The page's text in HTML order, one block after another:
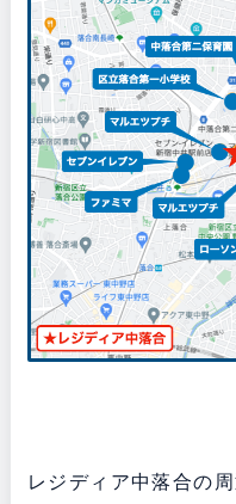
レジディア中落合の